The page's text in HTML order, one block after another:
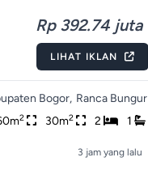
Rp 392.74 juta
LIHAT IKLAN
Bogor, Ranca Bungur
2 30m2 2 1
3 jam yang lalu